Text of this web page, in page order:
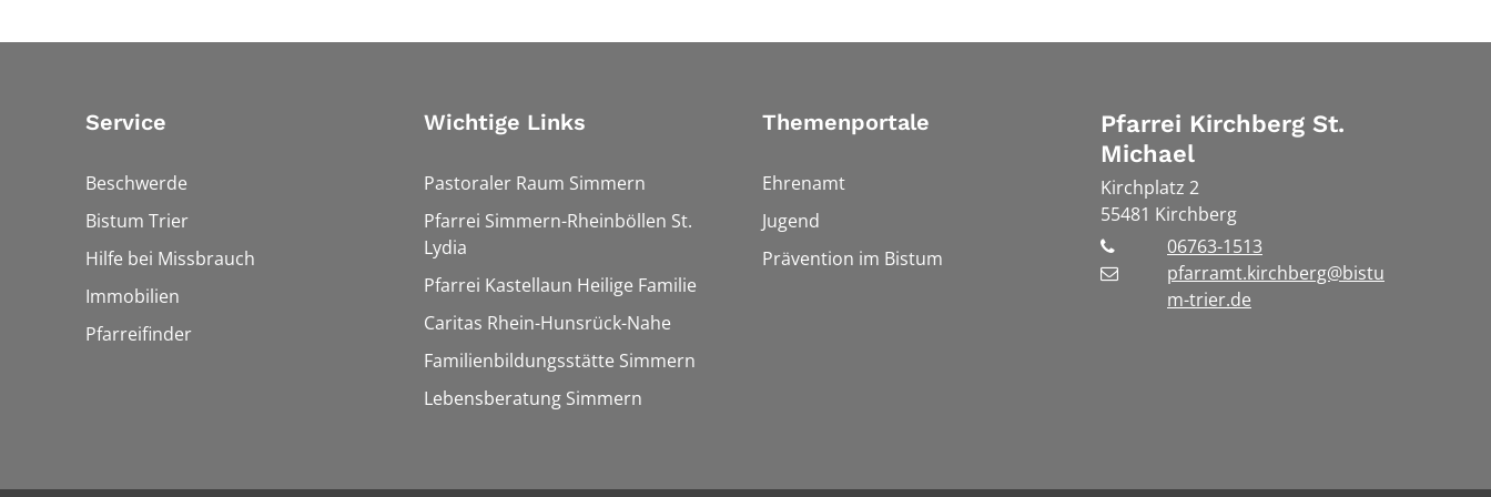
Service
Beschwerde
Bistum Trier
Hilfe bei Missbrauch
Immobilien
Pfarreifinder
Wichtige Links
Pastoraler Raum Simmern
Pfarrei Simmern-Rheinböllen St.
Lydia
Pfarrei Kastellaun Heilige Familie
Caritas Rhein-Hunsrück-Nahe
Familienbildungsstätte Simmern
Lebensberatung Simmern
Themenportale
Ehrenamt
Jugend
Prävention im Bistum
Pfarrei Kirchberg St.
Michael
Kirchplatz 2
55481 Kirchberg
06763-1513
pfarramt.kirchberg@bistu
m-trier.de